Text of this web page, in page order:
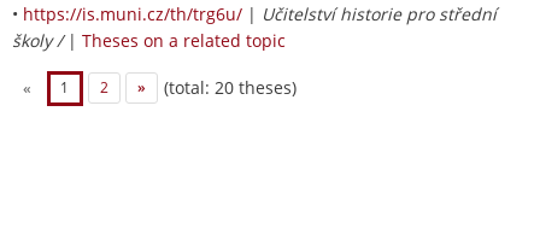
• https://is.muni.cz/th/trg6u/ | Učitelství historie pro střední
školy / | Theses on a related topic
« 1 2 » (total: 20 theses)